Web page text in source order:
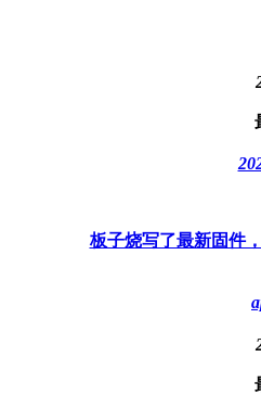
板子烧写了最新固件